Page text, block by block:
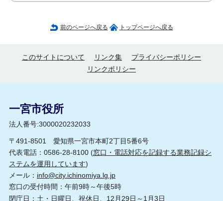
前のページへ戻る トップページへ戻る
このサイトについて リンク集
プライバシーポリシー
リンクポリシー
一宮市役所
法人番号:3000020232033
〒491-8501 愛知県一宮市本町2丁目5番6号
代表電話：0586-28-8100 (窓口・電話対応を記録する業務記録シ
ステムを運用しています)
メール： info@city.ichinomiya.lg.jp
窓口の受付時間：午前9時～午後5時
閉庁日：土・日曜日、祝休日、12月29日～1月3日